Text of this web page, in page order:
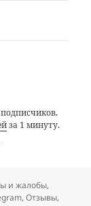
за 1 минуту.
и жалобы,
,Отзывы,